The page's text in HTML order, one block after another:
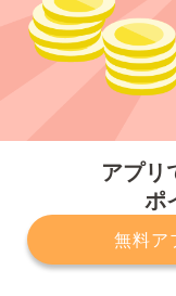
アプリ
ポ
無料ア
プライバシ
サービスに関し